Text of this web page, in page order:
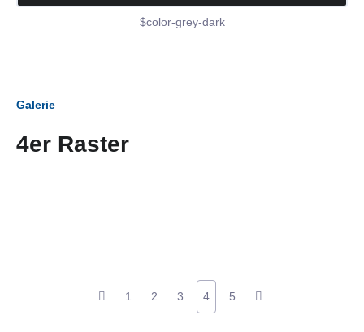
$color-grey-dark
Galerie
4er Raster
1 2 3 4 5